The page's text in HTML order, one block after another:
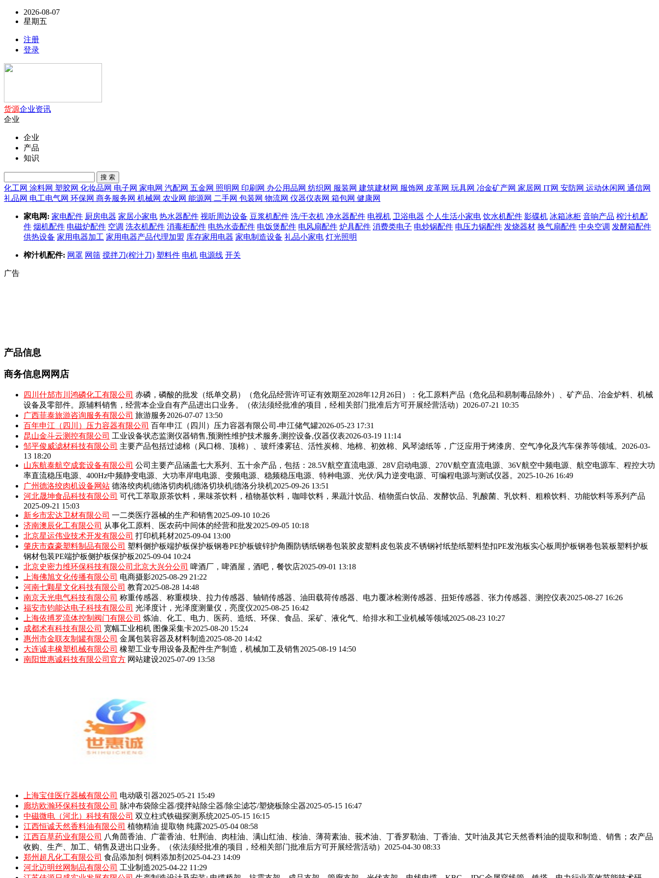
2026-08-07
星期五
注册
登录
货源企业资讯
企业
企业
产品
知识
搜 索
化工网 涂料网 塑胶网 化妆品网 电子网 家电网 汽配网 五金网 照明网 印刷网 办公用品网 纺织网 服装网 建筑建材网 服饰网 皮革网 玩具网 冶金矿产网 家居网 IT网 安防网 运动休闲网 通信网
礼品网 电工电气网 环保网 商务服务网 机械网 农业网 能源网 二手网 包装网 物流网 仪器仪表网 箱包网 健康网
家电网: 家电配件 厨房电器 家居小家电 热水器配件 视听周边设备 豆浆机配件 洗/干衣机 净水器配件 电视机 卫浴电器 个人生活小家电 饮水机配件 影碟机 冰箱冰柜 音响产品 榨汁机配
件 烟机配件 电磁炉配件 空调 洗衣机配件 消毒柜配件 电热水壶配件 电饭煲配件 电风扇配件 炉具配件 消费类电子 电炒锅配件 电压力锅配件 发烧器材 换气扇配件 中央空调 发酵箱配件
供热设备 家用电器加工 家用电器产品代理加盟 库存家用电器 家电制造设备 礼品小家电 灯光照明
榨汁机配件: 网罩 网筛 搅拌刀(榨汁刀) 塑料件 电机 电源线 开关
广告
产品信息
商务信息网网店
四川什邡市川鸿磷化工有限公司 赤磷，磷酸的批发（纸单交易）（危化品经营许可证有效期至2028年12月26日）：化工原料产品（危化品和易制毒品除外）、矿产品、冶金炉料、机械
设备及零部件。原辅料销售，经营本企业自有产品进出口业务。（依法须经批准的项目，经相关部门批准后方可开展经营活动） 2026-07-21 10:35
广西菲泰旅游咨询服务有限公司 旅游服务2026-07-07 13:50
百年申江（四川）压力容器有限公司 百年申江（四川）压力容器有限公司-申江储气罐2026-05-23 17:31
昆山金斗云测控有限公司 工业设备状态监测仪器销售,预测性维护技术服务,测控设备,仪器仪表2026-03-19 11:14
邹平俊威滤材科技有限公司 主要产品包括‌过滤棉（风口棉、顶棉）、玻纤漆雾毡、活性炭棉、地棉、初效棉、风琴滤纸‌等，广泛应用于烤漆房、空气净化及汽车保养等领域。‌‌ 2026-03-
13 18:20
山东航泰航空成套设备有限公司 公司主要产品涵盖七大系列、五十余产品，包括：28.5V航空直流电源、28V启动电源、270V航空直流电源、36V航空中频电源、航空电源车、程控大功
率直流稳压电源、400Hz中频静变电源、大功率岸电电源、变频电源、稳频稳压电源、特种电源、光伏/风力逆变电源、可编程电源与测试仪器。 2025-10-26 16:49
广州德洛绞肉机设备网站 德洛绞肉机|德洛切肉机|德洛切块机|德洛分块机2025-09-26 13:51
河北晟坤食品科技有限公司 可代工萃取原茶饮料，果味茶饮料，植物基饮料，咖啡饮料，果蔬汁饮品、植物蛋白饮品、发酵饮品、乳酸菌、乳饮料、粗粮饮料、功能饮料等系列产品
2025-09-21 15:03
新乡市宏达卫材有限公司 一二类医疗器械的生产和销售2025-09-10 10:26
济南澳辰化工有限公司 从事化工原料、医农药中间体的经营和批发2025-09-05 10:18
北京星运伟业技术开发有限公司 打印机耗材2025-09-04 13:00
肇庆市森豪塑料制品有限公司 塑料侧护板端护板保护板钢卷PE护板镀锌护角圈防锈纸钢卷包装胶皮塑料皮包装皮不锈钢衬纸垫纸塑料垫扣PE发泡板实心板周护板钢卷包装板塑料护板
钢材包装PE端护板侧护板保护板2025-09-04 10:24
北京史密力维环保科技有限公司北京大兴分公司 啤酒厂，啤酒屋，酒吧，餐饮店2025-09-01 13:18
上海佛旭文化传播有限公司 电商摄影2025-08-29 21:22
河南七颗星文化科技有限公司 教育2025-08-28 14:48
南京天光电气科技有限公司 称重传感器、称重模块、拉力传感器、轴销传感器、油田载荷传感器、电力覆冰检测传感器、扭矩传感器、张力传感器、测控仪表2025-08-27 16:26
福安市钧能达电子科技有限公司 光泽度计，光泽度测量仪，亮度仪2025-08-25 16:42
上海依搏罗流体控制阀门有限公司 炼油、化工、电力、医药、造纸、环保、食品、采矿、液化气、给排水和工业机械等领域2025-08-23 10:27
成都术有科技有限公司 宽幅工业相机 图像采集卡2025-08-20 15:24
惠州市金联友制罐有限公司 金属包装容器及材料制造2025-08-20 14:42
大连诚丰橡塑机械有限公司 橡塑工业专用设备及配件生产制造，机械加工及销售2025-08-19 14:50
南阳世惠诚科技有限公司官方 网站建设2025-07-09 13:58
上海宝佳医疗器械有限公司 电动吸引器2025-05-21 15:49
廊坊欧瀚环保科技有限公司 脉冲布袋除尘器/搅拌站除尘器/除尘滤芯/塑烧板除尘器2025-05-15 16:47
中磁微电（河北）科技有限公司 双立柱式铁磁探测系统2025-05-15 16:15
江西恒诚天然香料油有限公司 植物精油 提取物 纯露2025-05-04 08:58
江西百草药业有限公司
八角茴香油、广藿香油、牡荆油、肉桂油、满山红油、桉油、薄荷素油、莪术油、丁香罗勒油、丁香油、艾叶油及其它天然香料油的提取和制造、销售；农产品
收购、生产、加工、销售及进出口业务。（依法须经批准的项目，经相关部门批准后方可开展经营活动） 2025-04-30 08:33
郑州超凡化工有限公司 食品添加剂 饲料添加剂 2025-04-23 14:09
河北迈明丝网制品有限公司 工业制造2025-04-22 11:29